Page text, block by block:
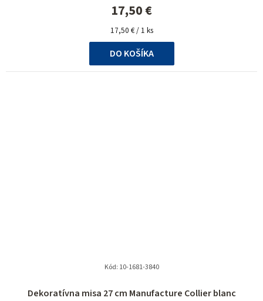
17,50 €
Jednotková
cena:
17,50 € / 1 ks
DO KOŠÍKA
Dekoratívna misa 27 cm Manufacture Collier blanc
Kód: 10-1681-3840